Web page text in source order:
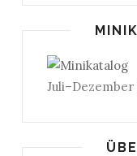
Juli–Dezember